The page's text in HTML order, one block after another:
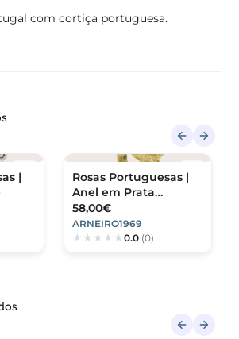
com cortiça portuguesa.
|
Rosas Portuguesas |
Anel em Prata
Dourada 925
58,00€
ARNEIRO1969
0.0(0)